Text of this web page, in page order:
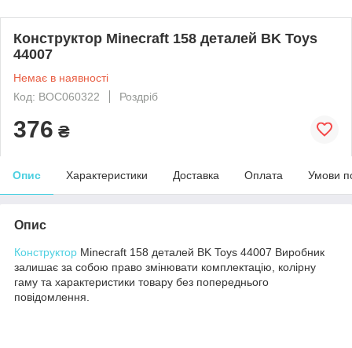
Конструктор Minecraft 158 деталей BK Toys
44007
Немає в наявності
Код: BOC060322
Роздріб
376 ₴
Опис Характеристики Доставка Оплата Умови
Опис
Конструктор Minecraft 158 деталей BK Toys 44007 Виробник
залишає за собою право змінювати комплектацію, колірну
гаму та характеристики товару без попереднього
повідомлення.